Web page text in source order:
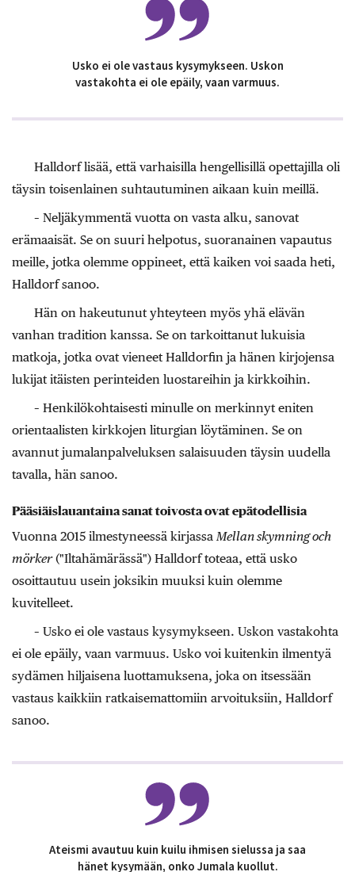
Usko ei ole vastaus kysymykseen. Uskon
vastakohta ei ole epäily, vaan varmuus.
Halldorf lisää, että varhaisilla hengellisillä opettajilla oli
täysin toisenlainen suhtautuminen aikaan kuin meillä.
– Neljäkymmentä vuotta on vasta alku, sanovat
erämaaisät. Se on suuri helpotus, suoranainen vapautus
meille, jotka olemme oppineet, että kaiken voi saada heti,
Halldorf sanoo.
Hän on hakeutunut yhteyteen myös yhä elävän
vanhan tradition kanssa. Se on tarkoittanut lukuisia
matkoja, jotka ovat vieneet Halldorfin ja hänen kirjojensa
lukijat itäisten perinteiden luostareihin ja kirkkoihin.
– Henkilökohtaisesti minulle on merkinnyt eniten
orientaalisten kirkkojen liturgian löytäminen. Se on
avannut jumalanpalveluksen salaisuuden täysin uudella
tavalla, hän sanoo.
Pääsiäislauantaina sanat toivosta ovat epätodellisia
Vuonna 2015 ilmestyneessä kirjassa Mellan skymning och
mörker("Iltahämärässä") Halldorf toteaa, että usko
osoittautuu usein joksikin muuksi kuin olemme
kuvitelleet.
– Usko ei ole vastaus kysymykseen. Uskon vastakohta
ei ole epäily, vaan varmuus. Usko voi kuitenkin ilmentyä
sydämen hiljaisena luottamuksena, joka on itsessään
vastaus kaikkiin ratkaisemattomiin arvoituksiin, Halldorf
sanoo.
Ateismi avautuu kuin kuilu ihmisen sielussa ja saa
hänet kysymään, onko Jumala kuollut.